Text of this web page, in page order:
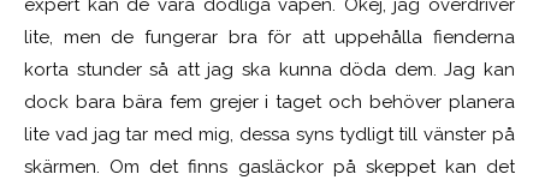
expert kan de vara dödliga vapen. Okej, jag överdriver
lite, men de fungerar bra för att uppehålla fienderna
korta stunder så att jag ska kunna döda dem. Jag kan
dock bara bära fem grejer i taget och behöver planera
lite vad jag tar med mig, dessa syns tydligt till vänster på
skärmen. Om det finns gasläckor på skeppet kan det